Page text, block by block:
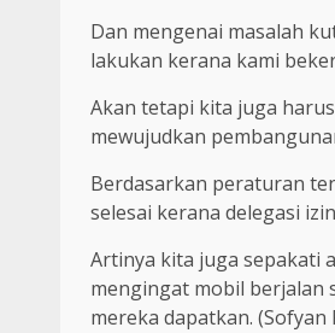
Dan mengenai masalah
lakukan kerana kami
Akan tetapi kita juga
mewujudkan
Berdasarkan peraturan
selesai kerana delegasi
Artinya kita juga sepakati
mengingat mobil berjalan
mereka dapatkan. (Sofyan